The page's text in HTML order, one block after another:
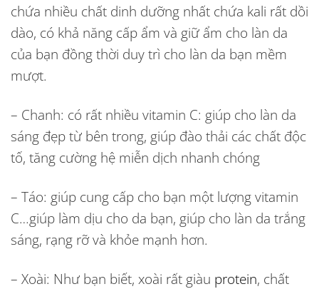
chứa nhiều chất dinh dưỡng nhất chứa kali rất dồi
dào, có khả năng cấp ẩm và giữ ẩm cho làn da
của bạn đồng thời duy trì cho làn da bạn mềm
mượt.
– Chanh: có rất nhiều vitamin C: giúp cho làn da
sáng đẹp từ bên trong, giúp đào thải các chất độc
tố, tăng cường hệ miễn dịch nhanh chóng
– Táo: giúp cung cấp cho bạn một lượng vitamin
C…giúp làm dịu cho da bạn, giúp cho làn da trắng
sáng, rạng rỡ và khỏe mạnh hơn.
– Xoài: Như bạn biết, xoài rất giàu protein, chất